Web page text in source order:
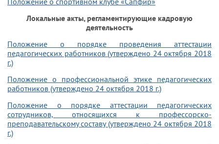
Локальные акты, регламентирующие кадровую
деятельность
Положение о порядке проведения аттестации
педагогических работников (утверждено 24 октября 2018
г.)
Положение о профессиональной этике педагогических
работников (утверждено 24 октября 2018 г.)
Положение о порядке аттестации педагогических
сотрудников, относящихся к профессорско-
преподавательскому составу (утверждено 24 октября 2018
г.)